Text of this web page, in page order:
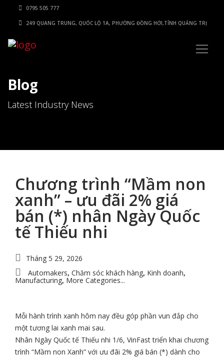
0795 505 777
249 QUANG TRUNG, QUỐC LỘ 1A, PHƯỜNG ĐỒNG HỚI,TỈNH QUẢNG TRỊ
Blog
Latest Industry News
Chương trình “Mầm non
xanh” – ưu đãi 2% giá
bán (*) nhân Ngày Quốc
tế Thiếu nhi
Tháng 5 29, 2026
Automakers, Chăm sóc khách hàng, Kinh doanh,
Manufacturing, More Categories...
Mỗi hành trình xanh hôm nay đều góp phần vun đắp cho
một tương lai xanh mai sau.
Nhân Ngày Quốc tế Thiếu nhi 1/6, VinFast triển khai chương
trình “Mầm non Xanh” với ưu đãi 2% giá bán (*) dành cho